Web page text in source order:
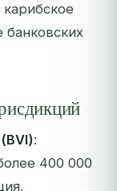
банковских
:
400 000